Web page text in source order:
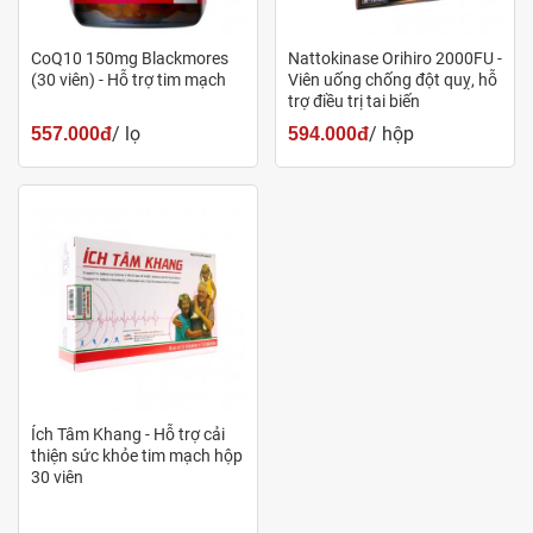
Liều dùng - cách dùng
Uống 3 viên/ ngày, có thể uống với nước mát hoăc
lượng ít hơn.
Hạn chế sử dụng lượng lớn khi đang đói.
Duy trì liều lượng uống như nhau mỗi ngày để đem
lại hiệu quả cao.
Công dụng
Hỗ trợ tan cục máu đông
CoQ10 150mg Blackmores
(30 viên) - Hỗ trợ tim mạch
557.000đ/ lọ
Nattokinase Orihiro 2000FU -
Viên uống chống đột quỵ, hỗ
trợ điều trị tai biến
594.000đ/ hộp
Ích Tâm Khang - Hỗ trợ cải
thiện sức khỏe tim mạch hộp
30 viên